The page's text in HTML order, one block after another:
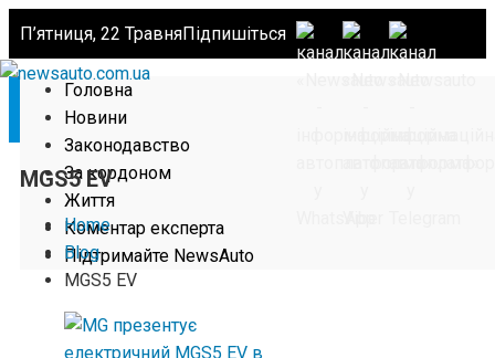
П’ятниця, 22 ТравняПідпишіться
Головна
Новини
Законодавство
За кордоном
Життя
Коментар експерта
Підтримайте NewsAuto
MGS5 EV
Home
Blog
MGS5 EV